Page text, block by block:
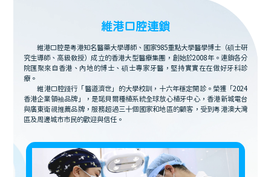
維港口腔連鎖
維港口腔是粵港知名醫藥大學導師、國家985重點大學醫學博士（碩士研
究生導師、高級教授）成立的香港大型醫療集團，創始於2008年。連鎖各分
院匯聚來自香港、內地的博士、碩士專家牙醫，堅持實實在在做好牙科診
療。
維港口腔踐行「醫道濟世」的大學校訓，十六年穩定開診。榮獲「2024
香港企業領袖品牌」，是諾貝爾種植系統全球放心植牙中心，香港新城電台
與廣東衛視推薦品牌，服務超過三十個國家和地區的顧客，受到粵港澳大灣
區及周邊城市市民的歡迎與信任。